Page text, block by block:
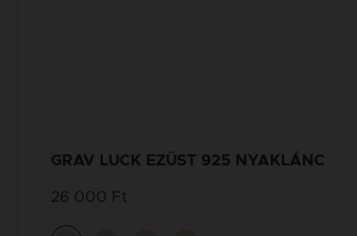
GRAV LUCK EZÜST 925 NYAKLÁNC
26 000 Ft